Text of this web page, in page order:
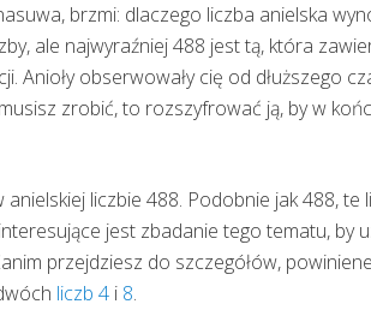
brzmi: dlaczego liczba anielska
ale najwyraźniej 488 jest tą, która
Anioły obserwowały cię od dłuższego
zrobić, to rozszyfrować ją, by w
liczbie 488. Podobnie jak 488, te
jest zbadanie tego tematu, by
przejdziesz do szczegółów,
liczb 4 i 8.